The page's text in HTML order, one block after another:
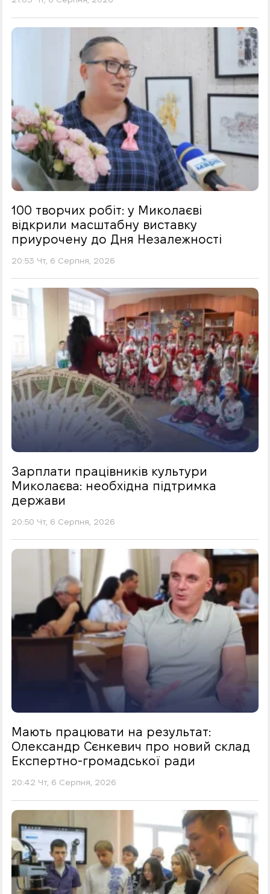
100 творчих робіт: у Миколаєві
відкрили масштабну виставку
приурочену до Дня Незалежності
20:53 Чт, 6 Серпня, 2026
Зарплати працівників культури
Миколаєва: необхідна підтримка
держави
20:50 Чт, 6 Серпня, 2026
Мають працювати на результат:
Олександр Сєнкевич про новий склад
Експертно-громадської ради
20:42 Чт, 6 Серпня, 2026